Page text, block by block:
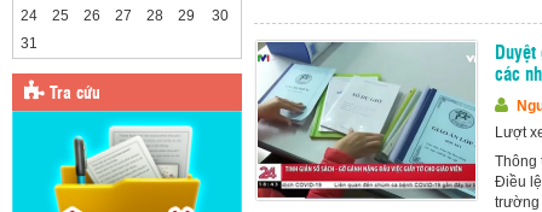
24
25 26 27 28 29
30
31
Tra cứu
các
Lượt
Thông
Điều
trường